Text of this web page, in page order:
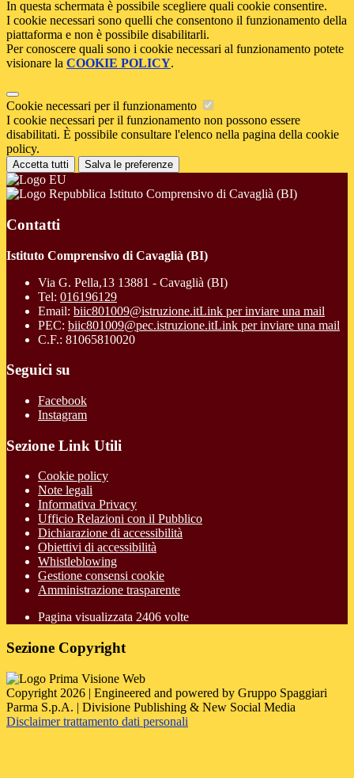
In questa schermata è possibile scegliere quali cookie consentire.
I cookie necessari sono quelli che consentono il funzionamento della
piattaforma e non è possibile disabilitarli.
Per conoscere quali sono i cookie necessari al funzionamento potete
visionare la COOKIE POLICY.
Cookie necessari per il funzionamento
I cookie necessari per il funzionamento non possono essere
disabilitati. È possibile consultare l'elenco nella pagina della cookie
policy.
Accetta tutti Salva le preferenze
Istituto Comprensivo di Cavaglià (BI)
Contatti
Istituto Comprensivo di Cavaglià (BI)
Via G. Pella,13 13881 - Cavaglià (BI)
Tel: 016196129
Email: biic801009@istruzione.itLink per inviare una mail
PEC: biic801009@pec.istruzione.itLink per inviare una mail
C.F.: 81065810020
Seguici su
Facebook
Instagram
Sezione Link Utili
Cookie policy
Note legali
Informativa Privacy
Ufficio Relazioni con il Pubblico
Dichiarazione di accessibilità
Obiettivi di accessibilità
Whistleblowing
Gestione consensi cookie
Amministrazione trasparente
Pagina visualizzata 2406 volte
Sezione Copyright
Copyright 2026 | Engineered and powered by Gruppo Spaggiari
Parma S.p.A. | Divisione Publishing & New Social Media
Disclaimer trattamento dati personali